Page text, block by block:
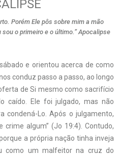
Porém Ele pôs sobre mim a mão
o primeiro e o último.” Apocalipse
e orientou acerca de como
conduz passo a passo, ao longo
de Si mesmo como sacrifício
caído. Ele foi julgado, mas não
condená-Lo. Após o julgamento,
crime algum” (Jo 19:4). Contudo,
a própria nação tinha inveja
como um malfeitor na cruz do